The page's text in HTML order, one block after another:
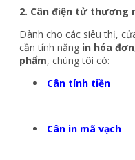
2. Cân điện tử thương
Dành cho các siêu thị,
cần tính năng in hóa
phẩm, chúng tôi có:
Cân tính tiền
Cân in mã vạch